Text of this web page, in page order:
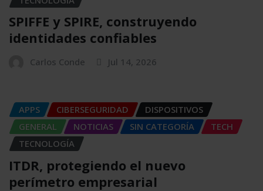
SPIFFE y SPIRE, construyendo
identidades confiables
Carlos Conde Jul 14, 2026
APPS CIBERSEGURIDAD
DISPOSITIVOS
GENERAL
NOTICIAS SIN CATEGORÍA
TECH
TECNOLOGÍA
ITDR, protegiendo el nuevo
perímetro empresarial